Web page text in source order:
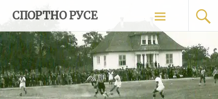
content
СПОРТНО РУСЕ